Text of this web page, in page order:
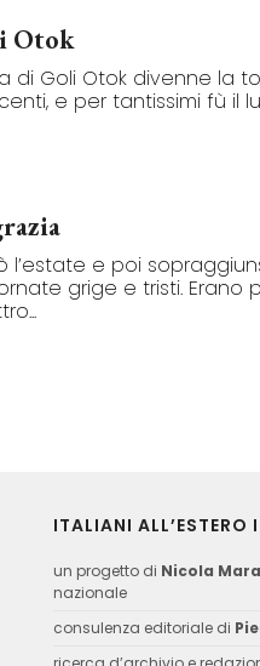
Otok
di Goli Otok divenne la
e per tantissimi fù il
l’estate e poi
grige e tristi. Erano
ITALIANI
un progetto di Nicola
nazionale
consulenza editoriale di